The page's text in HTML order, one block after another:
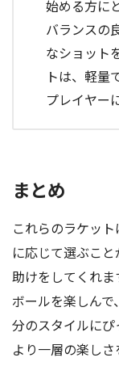
始める方に
バランスの
なショット
トは、軽量
プレイヤー
まとめ
これらのラケッ
に応じて選ぶこ
助けをしてくれ
ボールを楽しん
分のスタイルにぴ
より一層の楽しさ